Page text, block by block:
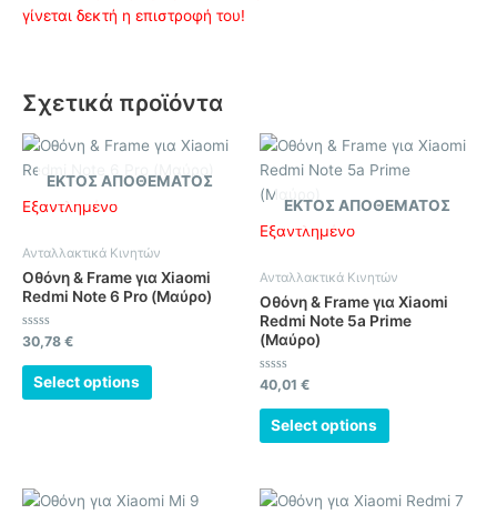
γίνεται δεκτή η επιστροφή του!
Σχετικά προϊόντα
ΕΚΤΌΣ ΑΠΟΘΈΜΑΤΟΣ
Εξαντλημένο
Ανταλλακτικά Κινητών
Οθόνη & Frame για Xiaomi
Redmi Note 6 Pro (Μαύρο)
Βαθμολογήθηκε
0
από
30,78 €
Select options
ΕΚΤΌΣ ΑΠΟΘΈΜΑΤΟΣ
Εξαντλημένο
Ανταλλακτικά Κινητών
Οθόνη & Frame για Xiaomi
Redmi Note 5a Prime
(Μαύρο)
Βαθμολογήθηκε
0
από
40,01 €
Select options